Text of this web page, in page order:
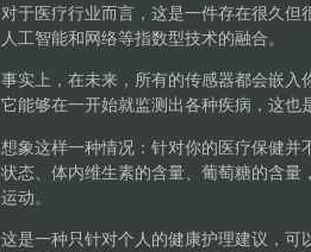
对于医疗行业而言，这是一件存在很久但
人工智能和网络等指数型技术的融合。
事实上，在未来，所有的传感器都会嵌入
它能够在一开始就监测出各种疾病，这也
想象这样一种情况：针对你的医疗保健并
状态、体内维生素的含量、葡萄糖的含
运动。
这是一种只针对个人的健康护理建议，可